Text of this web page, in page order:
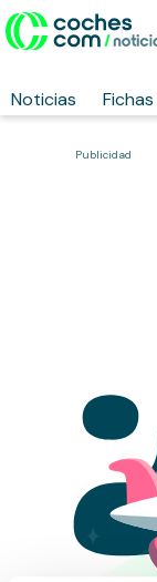
Noticias Fichas
Publicidad